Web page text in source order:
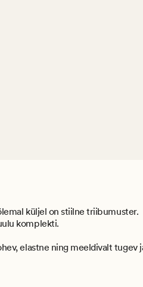
küljel on stiilne triibumuster.
komplekti.
elastne ning meeldivalt tugev